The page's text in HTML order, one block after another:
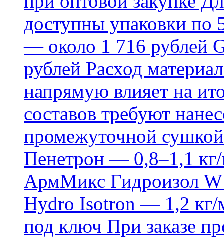
доступны упаковки по
— около 1 716 рублей
рублей Расход
напрямую влияет на
составов требуют
промежуточной
Пенетрон — 0,8–1,1 кг/
АрмМикс Гидроизол
Hydro Isotron — 1,2 кг/
под ключ При заказе